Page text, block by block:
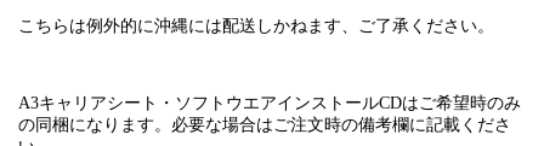
こちらは例外的に沖縄には配送しかねます、ご了承ください。
A3キャリアシート・ソフトウエアインストールCDはご希望時のみ
の同梱になります。 必要な場合はご注文時の備考欄に記載くださ